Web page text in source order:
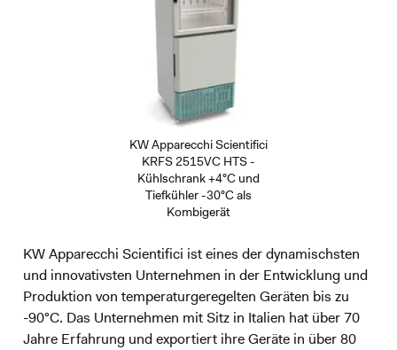
KW Apparecchi Scientifici
KRFS 2515VC HTS -
Kühlschrank +4°C und
Tiefkühler -30°C als
Kombigerät
KW Apparecchi Scientifici ist eines der dynamischsten
und innovativsten Unternehmen in der Entwicklung und
Produktion von temperaturgeregelten Geräten bis zu
-90°C. Das Unternehmen mit Sitz in Italien hat über 70
Jahre Erfahrung und exportiert ihre Geräte in über 80